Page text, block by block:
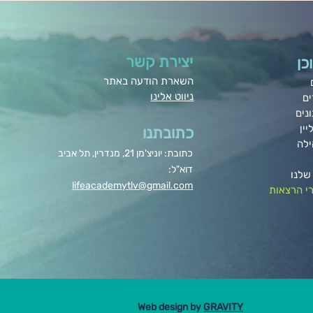
יצירת קשר
השארת הודעה באתר
ניווט אלינו
כתובתנו
כתובת: יוניצ'מן 21, מנדרין, תל אביב
דוא"ל:
lifeacademytlv@gmail.com
הרצאות
Web design by GRAVITY